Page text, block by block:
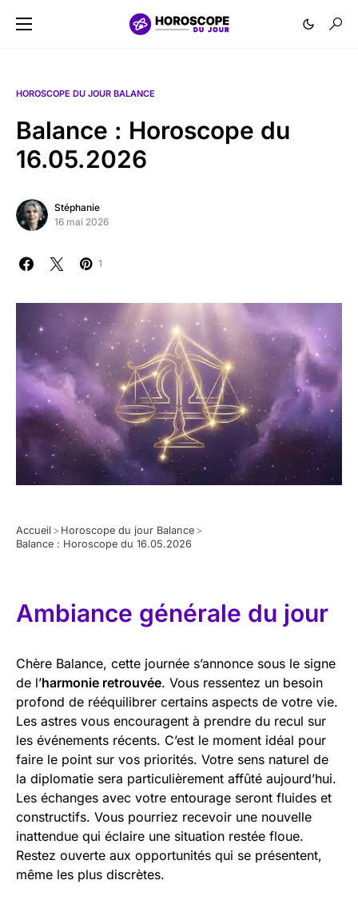
HOROSCOPE DU JOUR BALANCE
Balance : Horoscope du
16.05.2026
Stéphanie
16 mai 2026
1
Accueil > Horoscope du jour Balance >
Balance : Horoscope du 16.05.2026
Ambiance générale du jour
Chère Balance, cette journée s’annonce sous le signe
de l’harmonie retrouvée. Vous ressentez un besoin
profond de rééquilibrer certains aspects de votre vie.
Les astres vous encouragent à prendre du recul sur
les événements récents. C’est le moment idéal pour
faire le point sur vos priorités. Votre sens naturel de
la diplomatie sera particulièrement affûté aujourd’hui.
Les échanges avec votre entourage seront fluides et
constructifs. Vous pourriez recevoir une nouvelle
inattendue qui éclaire une situation restée floue.
Restez ouverte aux opportunités qui se présentent,
même les plus discrètes.